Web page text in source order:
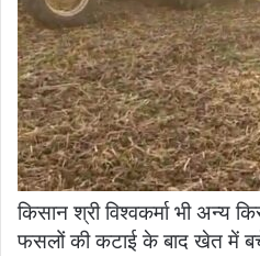
किसान श्री विश्वकर्मा भी अन्य
फसलों की कटाई के बाद खेत में